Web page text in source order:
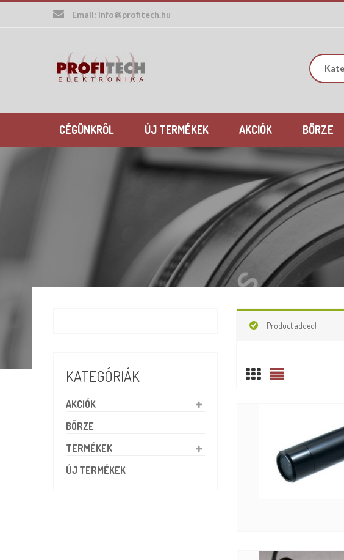
Email: info@profitech.hu
CÉGÜNKRŐL ÚJ TERMÉKEK AKCIÓK BÖRZE
KATEGÓRIÁK
AKCIÓK
BÖRZE
TERMÉKEK
ÚJ TERMÉKEK
Product added!